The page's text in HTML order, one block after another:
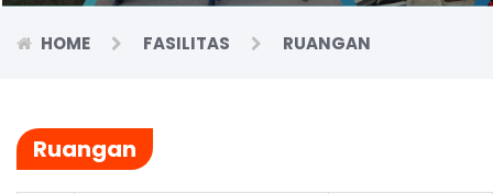
HOME FASILITAS RUANGAN
Ruangan